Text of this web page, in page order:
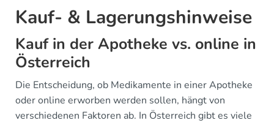
Kauf- & Lagerungshinweise
Kauf in der Apotheke vs. online in
Österreich
Die Entscheidung, ob Medikamente in einer Apotheke
oder online erworben werden sollen, hängt von
verschiedenen Faktoren ab. In Österreich gibt es viele